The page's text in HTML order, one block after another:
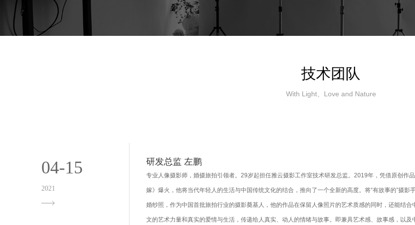
技术团队
With Light、Love and Nature
04-15
2021
研发总监 左鹏
专业人像摄影师，婚摄旅拍引领者。29岁起担任雅云摄影工作室技术研发总监。2019年，凭借原创作
嫁》爆火，他将当代年轻人的生活与中国传统文化的结合，推向了一个全新的高度。将“有故事的”摄影
婚纱照，作为中国首批旅拍行业的摄影奠基人，他的作品在保留人像照片的艺术质感的同时，还能结合
文的艺术力量和真实的爱情与生活，传递给人真实、动人的情绪与故事。即兼具艺术感、故事感，以及